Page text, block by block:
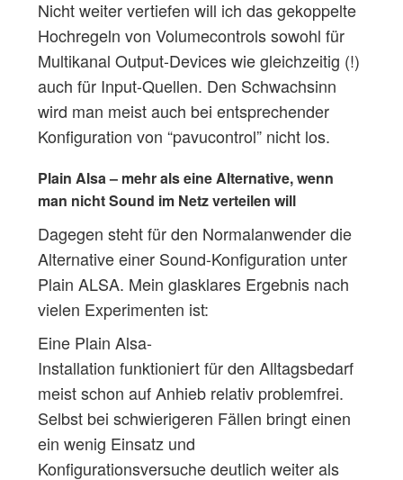
Nicht weiter vertiefen will ich das gekoppelte
Hochregeln von Volumecontrols sowohl für
Multikanal Output-Devices wie gleichzeitig (!)
auch für Input-Quellen. Den Schwachsinn
wird man meist auch bei entsprechender
Konfiguration von “pavucontrol” nicht los.
Plain Alsa – mehr als eine Alternative, wenn
man nicht Sound im Netz verteilen will
Dagegen steht für den Normalanwender die
Alternative einer Sound-Konfiguration unter
Plain ALSA. Mein glasklares Ergebnis nach
vielen Experimenten ist:
Eine Plain Alsa-
Installation funktioniert für den Alltagsbedarf
meist schon auf Anhieb relativ problemfrei.
Selbst bei schwierigeren Fällen bringt einen
ein wenig Einsatz und
Konfigurationsversuche deutlich weiter als